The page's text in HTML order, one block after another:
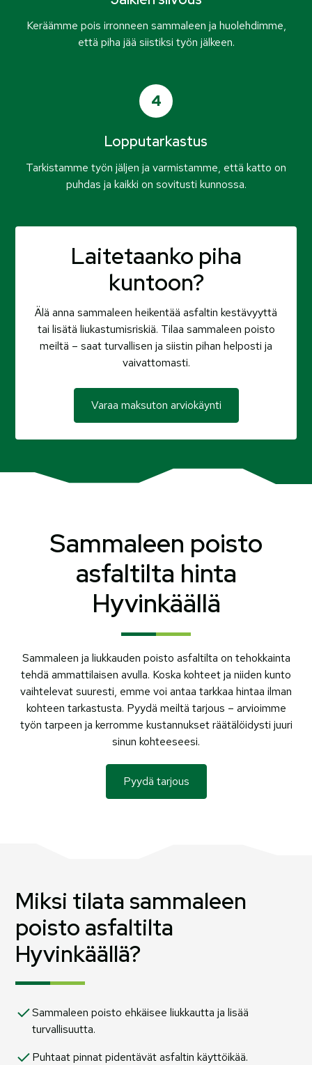
Keräämme pois irronneen sammaleen ja huolehdimme,
että piha jää siistiksi työn jälkeen.
4
Lopputarkastus
Tarkistamme työn jäljen ja varmistamme, että katto on
puhdas ja kaikki on sovitusti kunnossa.
Laitetaanko piha
kuntoon?
Älä anna sammaleen heikentää asfaltin kestävyyttä
tai lisätä liukastumisriskiä. Tilaa sammaleen poisto
meiltä – saat turvallisen ja siistin pihan helposti ja
vaivattomasti.
Varaa maksuton arviokäynti
Sammaleen poisto
asfaltilta hinta
Hyvinkäällä
Sammaleen ja liukkauden poisto asfaltilta on tehokkainta
tehdä ammattilaisen avulla. Koska kohteet ja niiden kunto
vaihtelevat suuresti, emme voi antaa tarkkaa hintaa ilman
kohteen tarkastusta. Pyydä meiltä tarjous – arvioimme
työn tarpeen ja kerromme kustannukset räätälöidysti juuri
sinun kohteeseesi.
Pyydä tarjous
Miksi tilata sammaleen
poisto asfaltilta
Hyvinkäällä?
Sammaleen poisto ehkäisee liukkautta ja lisää
turvallisuutta.
Puhtaat pinnat pidentävät asfaltin käyttöikää.